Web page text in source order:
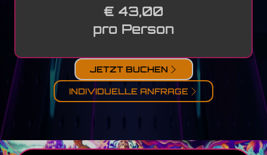
€ 43,00
pro Person
JETZT BUCHEN
INDIVIDUELLE ANFRAGE